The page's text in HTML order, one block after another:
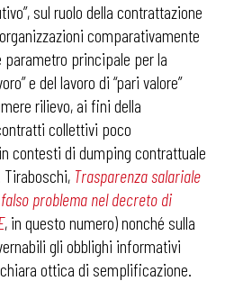
sul ruolo della contrattazione
comparativamente
principale per la
e del lavoro di “pari valore”
rilievo, ai fini della
collettivi poco
contesti di dumping contrattuale
Tiraboschi, Trasparenza salariale
problema nel decreto di
, in questo numero) nonché sulla
gli obblighi informativi
ottica di semplificazione.